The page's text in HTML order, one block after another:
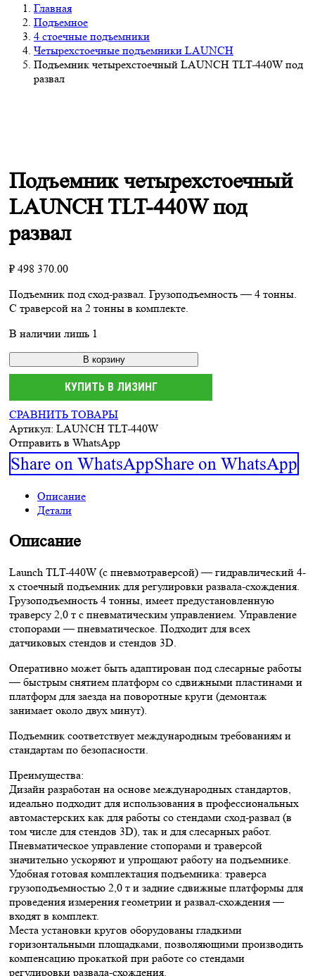
Главная
Подъемное
4 стоечные подъемники
Четырехстоечные подъемники LAUNCH
Подъемник четырехстоечный LAUNCH TLT-440W под
развал
Подъемник четырехстоечный
LAUNCH TLT-440W под
развал
₽ 498 370.00
Подъемник под сход-развал. Грузоподъемность — 4 тонны.
С траверсой на 2 тонны в комплекте.
В наличии лишь 1
В корзину
КУПИТЬ В ЛИЗИНГ
СРАВНИТЬ ТОВАРЫ
Артикул: LAUNCH TLT-440W
Отправить в WhatsApp
Share on WhatsAppShare on WhatsApp
Описание
Детали
Описание
Launch TLT-440W (с пневмотраверсой) — гидравлический 4-
х стоечный подъемник для регулировки развала-схождения.
Грузоподъемность 4 тонны, имеет предустановленную
траверсу 2,0 т с пневматическим управлением. Управление
стопорами — пневматическое. Подходит для всех
датчиковых стендов и стендов 3D.
Оперативно может быть адаптирован под слесарные работы
— быстрым снятием платформ со сдвижными пластинами и
платформ для заезда на поворотные круги (демонтаж
занимает около двух минут).
Подъемник соответствует международным требованиям и
стандартам по безопасности.
Преимущества:
Дизайн разработан на основе международных стандартов,
идеально подходит для использования в профессиональных
автомастерских как для работы со стендами сход-развал (в
том числе для стендов 3D), так и для слесарных работ.
Пневматическое управление стопорами и траверсой
значительно ускоряют и упрощают работу на подъемнике.
Удобная готовая комплектация подъемника: траверса
грузоподъемностью 2,0 т и задние сдвижные платформы для
проведения измерения геометрии и развал-схождения —
входят в комплект.
Места установки кругов оборудованы гладкими
горизонтальными площадками, позволяющими производить
компенсацию прокаткой при работе со стендами
регулировки развала-схождения.